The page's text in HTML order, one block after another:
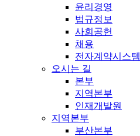
윤리경영
법규정보
사회공헌
채용
전자계약시스템
오시는 길
본부
지역본부
인재개발원
지역본부
부산본부